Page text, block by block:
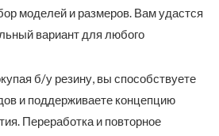
моделей и размеров. Вам удастся
вариант для любого
б/у резину, вы способствуете
и поддерживаете концепцию
Переработка и повторное